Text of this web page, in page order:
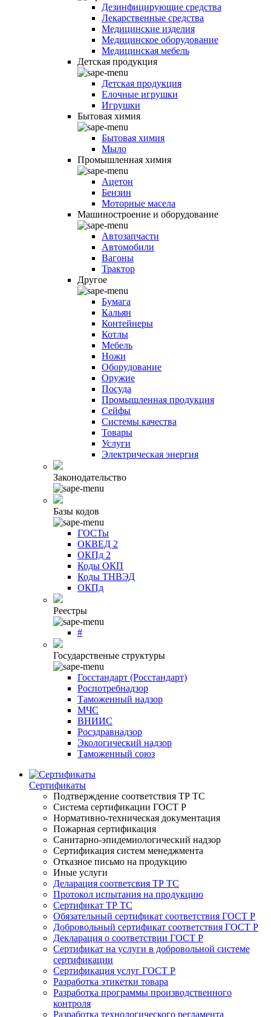
Дезинфицирующие средства
Лекарственные средства
Медицинские изделия
Медицинское оборудование
Медицинская мебель
Детская продукция
Детская продукция
Елочные игрушки
Игрушки
Бытовая химия
Бытовая химия
Мыло
Промышленная химия
Ацетон
Бензин
Моторные масела
Машиностроение и оборудование
Автозапчасти
Автомобили
Вагоны
Трактор
Другое
Бумага
Кальян
Контейнеры
Котлы
Мебель
Ножи
Оборудование
Оружие
Посуда
Промышленная продукция
Сейфы
Системы качества
Товары
Услуги
Электрическая энергия
Законодательство
Базы кодов
ГОСТы
ОКВЕД 2
ОКПд 2
Коды ОКП
Коды ТНВЭД
ОКПд
Реестры
#
Государственые структуры
Госстандарт (Росстандарт)
Роспотребнадзор
Таможенный надзор
МЧС
ВНИИС
Росздравнадзор
Экологический надзор
Таможенный союз
Сертификаты
Подтверждение соответствия ТР ТС
Система сертификации ГОСТ Р
Нормативно-техническая документация
Пожарная сертификация
Санитарно-эпидемиологический надзор
Сертификация систем менеджмента
Отказное письмо на продукцию
Иные услуги
Деларация соответсвия ТР ТС
Протокол испытания на продукцию
Сертификат ТР ТС
Обязательный сертификат соответствия ГОСТ Р
Добровольный сертификат соответствия ГОСТ Р
Декларация о соответствии ГОСТ Р
Сертификат на услуги в добровольной системе
сертификации
Сертификация услуг ГОСТ Р
Разработка этикетки товара
Разработка программы производственного
контроля
Разработка технологического регламента